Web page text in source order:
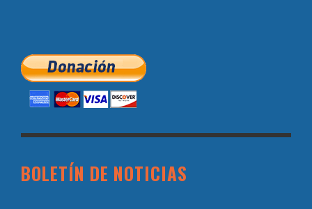
BOLETÍN DE NOTICIAS